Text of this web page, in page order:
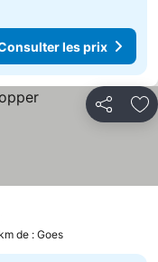
les prix
Partager
de : Goes